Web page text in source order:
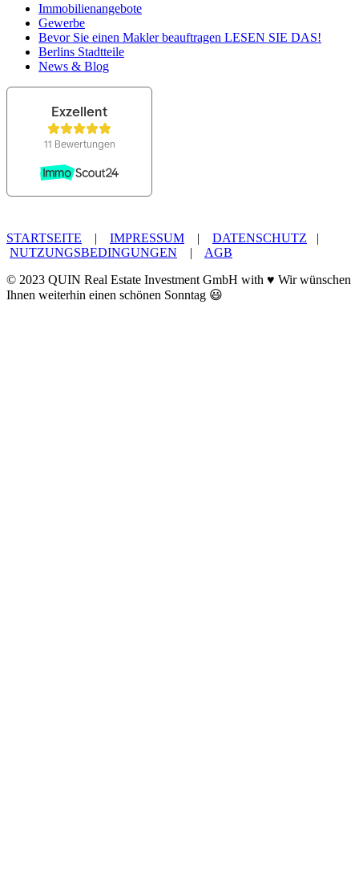
Immobilienangebote
Gewerbe
Bevor Sie einen Makler beauftragen LESEN SIE DAS!
Berlins Stadtteile
News & Blog
STARTSEITE | IMPRESSUM | DATENSCHUTZ |
NUTZUNGSBEDINGUNGEN | AGB
© 2023 QUIN Real Estate Investment GmbH with ♥ Wir wünschen
Ihnen weiterhin einen schönen Sonntag 😃